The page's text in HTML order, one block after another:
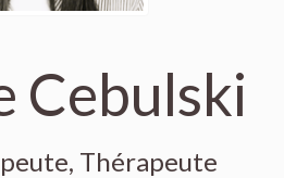
Cebulski
Thérapeute